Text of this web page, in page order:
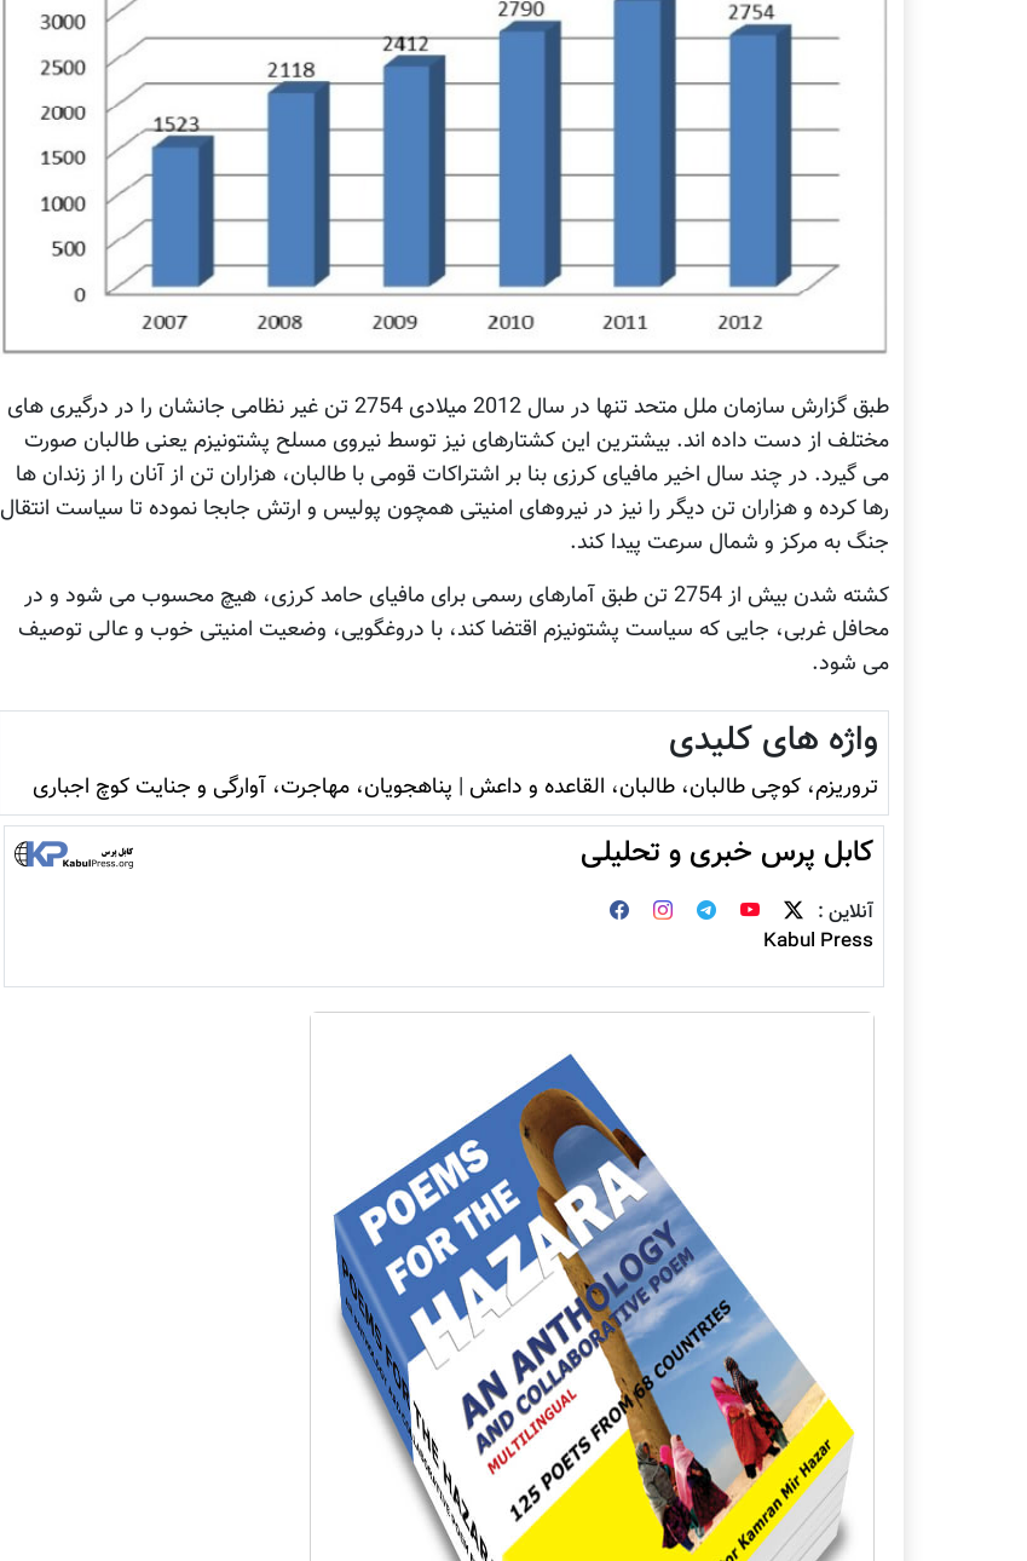
طبق گزارش سازمان ملل متحد تنها در سال 2012 میلادی 2754 تن غیر نظامی جانشان را در درگیری های
مختلف از دست داده اند. بیشترین این کشتارهای نیز توسط نیروی مسلح پشتونیزم یعنی طالبان صورت
می گیرد. در چند سال اخیر مافیای کرزی بنا بر اشتراکات قومی با طالبان، هزاران تن از آنان را از زندان ها
رها کرده و هزاران تن دیگر را نیز در نیروهای امنیتی همچون پولیس و ارتش جابجا نموده تا سیاست انتقال
جنگ به مرکز و شمال سرعت پیدا کند.
کشته شدن بیش از 2754 تن طبق آمارهای رسمی برای مافیای حامد کرزی، هیچ محسوب می شود و در
محافل غربی، جایی که سیاست پشتونیزم اقتضا کند، با دروغگویی، وضعیت امنیتی خوب و عالی توصیف
می شود.
واژه های کلیدی
تروريزم، کوچی طالبان، طالبان، القاعده و داعش | پناهجویان، مهاجرت، آوارگی و جنایت کوچ اجباری
کابل پرس خبری و تحلیلی
آنلاین :
Kabul Press